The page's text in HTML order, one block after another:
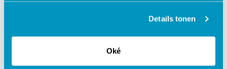
Details tonen
Oké